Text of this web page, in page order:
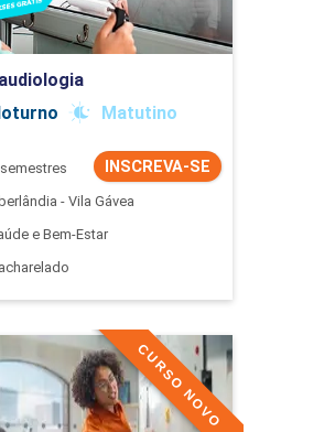
Matutino
INSCREVA-SE
- Vila Gávea
e Bem-Estar
Ir para Inscrição
CURSO NOVO
Gestão Comercial
Detalhes do curso